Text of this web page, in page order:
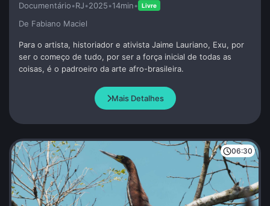
Documentário•RJ•2025•14min• Livre
De Fabiano Maciel
Para o artista, historiador e ativista Jaime Lauriano, Exu, por
ser o começo de tudo, por ser a força inicial de todas as
coisas, é o padroeiro da arte afro-brasileira.
Mais Detalhes
06:30